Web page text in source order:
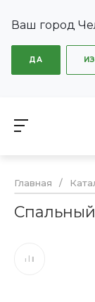
Ваш город
ДА
Главная /